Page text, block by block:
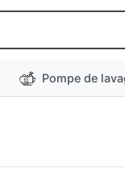
Pompe de